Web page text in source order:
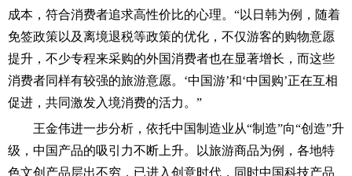
成本，符合消费者追求高性价比的心理。“以日韩为例，随着
免签政策以及离境退税等政策的优化，不仅游客的购物意愿
提升，不少专程来采购的外国消费者也在显著增长，而这些
消费者同样有较强的旅游意愿。‘中国游’和‘中国购’正在互相
促进，共同激发入境消费的活力。”
王金伟进一步分析，依托中国制造业从“制造”向“创造”升
级，中国产品的吸引力不断上升。以旅游商品为例，各地特
色文创产品层出不穷，已进入创意时代，同时中国科技产品